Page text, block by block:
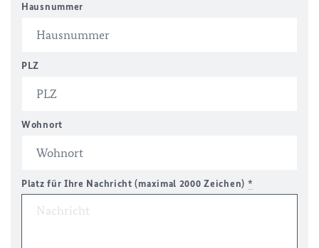
Hausnummer
PLZ
Wohnort
Platz für Ihre Nachricht (maximal 2000 Zeichen) *